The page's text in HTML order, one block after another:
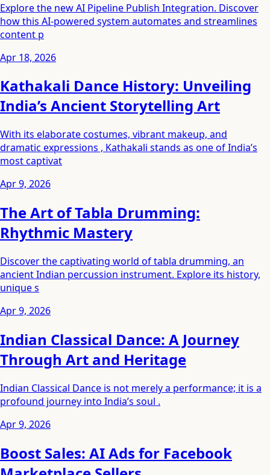
Explore the new AI Pipeline Publish Integration. Discover
how this AI-powered system automates and streamlines
content p
Apr 18, 2026
Kathakali Dance History: Unveiling
India’s Ancient Storytelling Art
With its elaborate costumes, vibrant makeup, and
dramatic expressions , Kathakali stands as one of India’s
most captivat
Apr 9, 2026
The Art of Tabla Drumming:
Rhythmic Mastery
Discover the captivating world of tabla drumming, an
ancient Indian percussion instrument. Explore its history,
unique s
Apr 9, 2026
Indian Classical Dance: A Journey
Through Art and Heritage
Indian Classical Dance is not merely a performance; it is a
profound journey into India’s soul .
Apr 9, 2026
Boost Sales: AI Ads for Facebook